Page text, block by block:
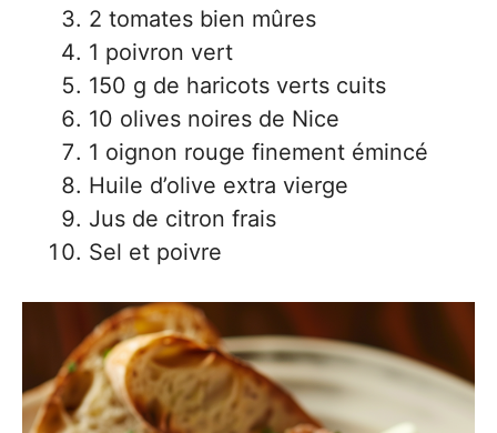
2 tomates bien mûres
1 poivron vert
150 g de haricots verts cuits
10 olives noires de Nice
1 oignon rouge finement émincé
Huile d’olive extra vierge
Jus de citron frais
Sel et poivre